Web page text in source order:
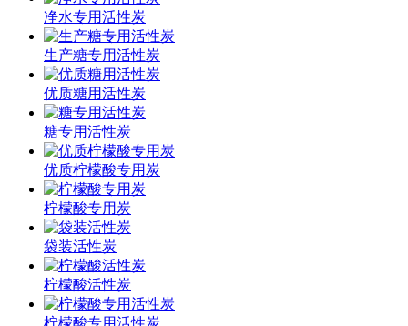
净水专用活性炭
生产糖专用活性炭
优质糖用活性炭
糖专用活性炭
优质柠檬酸专用炭
柠檬酸专用炭
袋装活性炭
柠檬酸活性炭
柠檬酸专用活性炭